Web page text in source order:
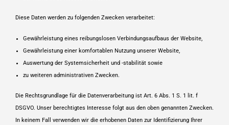
Diese Daten werden zu folgenden Zwecken verarbeitet:
Gewährleistung eines reibungslosen Verbindungsaufbaus der Website,
Gewährleistung einer komfortablen Nutzung unserer Website,
Auswertung der Systemsicherheit und -stabilität sowie
zu weiteren administrativen Zwecken.
Die Rechtsgrundlage für die Datenverarbeitung ist Art. 6 Abs. 1 S. 1 lit. f
DSGVO. Unser berechtigtes Interesse folgt aus den oben genannten Zwecken.
In keinem Fall verwenden wir die erhobenen Daten zur Identifizierung Ihrer